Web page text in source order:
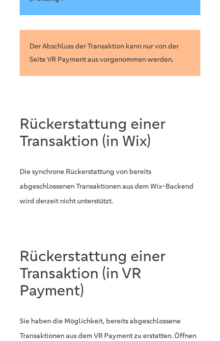
Der Abschluss der Transaktion kann nur von der
Seite VR Payment aus vorgenommen werden.
Rückerstattung einer
Transaktion (in Wix)
Die synchrone Rückerstattung von bereits
abgeschlossenen Transaktionen aus dem Wix-Backend
wird derzeit nicht unterstützt.
Rückerstattung einer
Transaktion (in VR
Payment)
Sie haben die Möglichkeit, bereits abgeschlossene
Transaktionen aus dem VR Payment zu erstatten. Öffnen